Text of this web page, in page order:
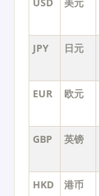
JPY 日元
EUR 欧元
GBP 英镑
HKD 港币